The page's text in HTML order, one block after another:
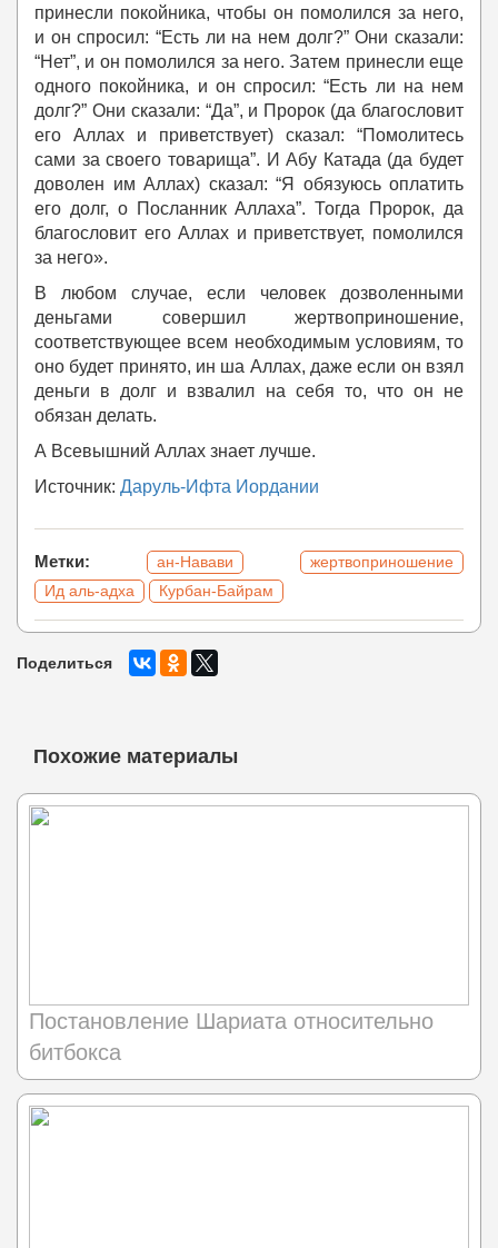
принесли покойника, чтобы он помолился за него,
и он спросил: “Есть ли на нем долг?” Они сказали:
“Нет”, и он помолился за него. Затем принесли еще
одного покойника, и он спросил: “Есть ли на нем
долг?” Они сказали: “Да”, и Пророк (да благословит
его Аллах и приветствует) сказал: “Помолитесь
сами за своего товарища”. И Абу Катада (да будет
доволен им Аллах) сказал: “Я обязуюсь оплатить
его долг, о Посланник Аллаха”. Тогда Пророк, да
благословит его Аллах и приветствует, помолился
за него».
В любом случае, если человек дозволенными
деньгами совершил жертвоприношение,
соответствующее всем необходимым условиям, то
оно будет принято, ин ша Аллах, даже если он взял
деньги в долг и взвалил на себя то, что он не
обязан делать.
А Всевышний Аллах знает лучше.
Источник: Даруль-Ифта Иордании
Метки: ан-Навави
жертвоприношение
Ид аль-адха
Курбан-Байрам
Поделиться
Похожие материалы
Постановление Шариата относительно
битбокса